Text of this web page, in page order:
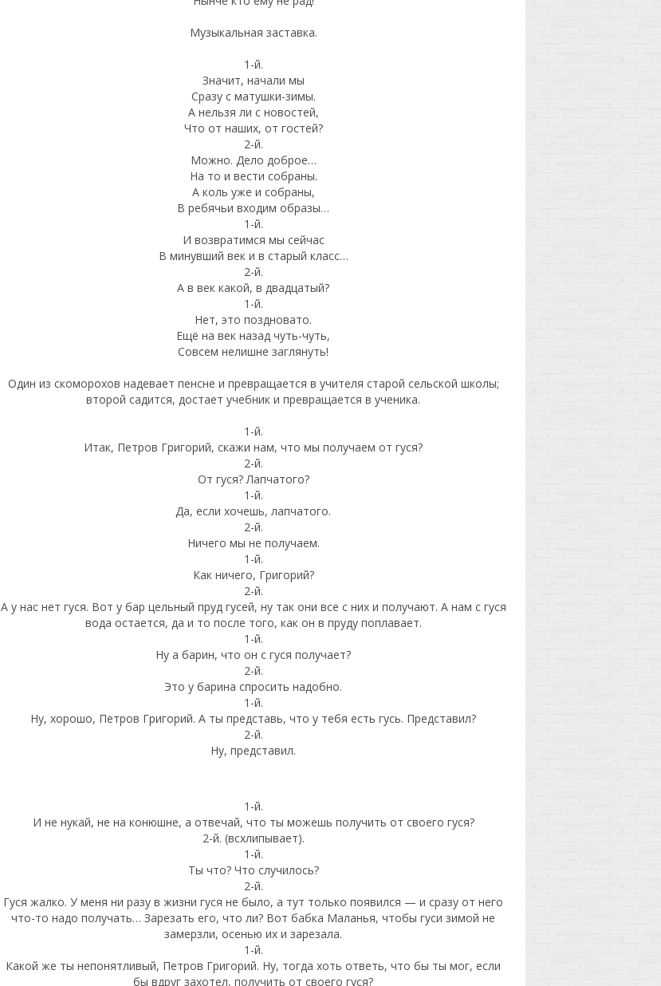
Музыкальная заставка.
1-й.
Значит, начали мы
Сразу с матушки-зимы.
А нельзя ли с новостей,
Что от наших, от гостей?
2-й.
Можно. Дело доброе…
На то и вести собраны.
А коль уже и собраны,
В ребячьи входим образы…
1-й.
И возвратимся мы сейчас
В минувший век и в старый класс…
2-й.
А в век какой, в двадцатый?
1-й.
Нет, это поздновато.
Ещё на век назад чуть-чуть,
Совсем нелишне заглянуть!
Один из скоморохов надевает пенсне и превращается в учителя старой сельской школы;
второй садится, достает учебник и превращается в ученика.
1-й.
Итак, Петров Григорий, скажи нам, что мы получаем от гуся?
2-й.
От гуся? Лапчатого?
1-й.
Да, если хочешь, лапчатого.
2-й.
Ничего мы не получаем.
1-й.
Как ничего, Григорий?
2-й.
А у нас нет гуся. Вот у бар цельный пруд гусей, ну так они все с них и получают. А нам с гуся
вода остается, да и то после того, как он в пруду поплавает.
1-й.
Ну а барин, что он с гуся получает?
2-й.
Это у барина спросить надобно.
1-й.
Ну, хорошо, Петров Григорий. А ты представь, что у тебя есть гусь. Представил?
2-й.
Ну, представил.
1-й.
И не нукай, не на конюшне, а отвечай, что ты можешь получить от своего гуся?
2-й. (всхлипывает).
1-й.
Ты что? Что случилось?
2-й.
Гуся жалко. У меня ни разу в жизни гуся не было, а тут только появился — и сразу от него
что-то надо получать… Зарезать его, что ли? Вот бабка Маланья, чтобы гуси зимой не
замерзли, осенью их и зарезала.
1-й.
Какой же ты непонятливый, Петров Григорий. Ну, тогда хоть ответь, что бы ты мог, если
бы вдруг захотел, получить от своего гуся?